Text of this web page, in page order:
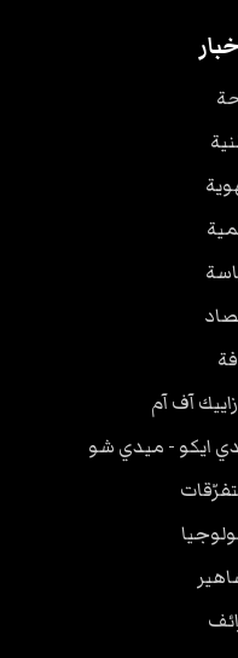
آف آم
ايكو - ميدي شو